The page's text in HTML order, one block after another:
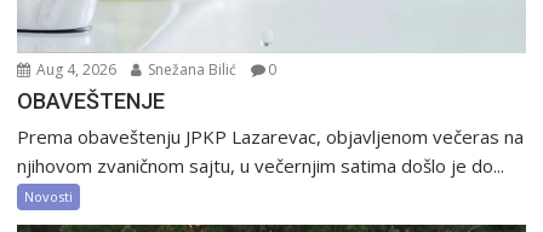
Aug 4, 2026 Snežana Bilić 0
OBAVEŠTENJE
Prema obaveštenju JPKP Lazarevac, objavljenom večeras na
njihovom zvaničnom sajtu, u večernjim satima došlo je do...
Novosti